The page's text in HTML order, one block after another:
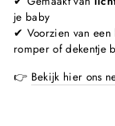
je baby
✔ Voorzien van
romper of dekentje
👉 Bekijk hier ons